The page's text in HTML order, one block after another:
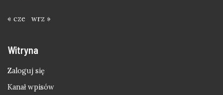
« cze wrz »
Witryna
Zaloguj się
Kanał wpisów